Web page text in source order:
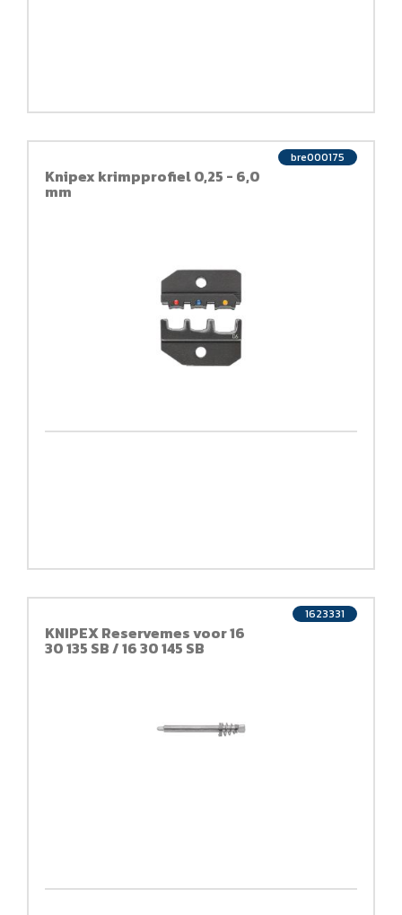
Knipex krimpprofiel 0,25 - 6,0
mm
bre000175
KNIPEX Reservemes voor 16
30 135 SB / 16 30 145 SB
1623331